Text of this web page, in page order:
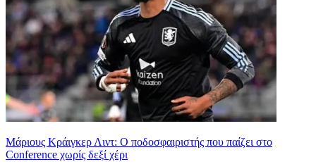
Μάριους Κράιγκερ Λιντ: Ο ποδοσφαιριστής που παίζει στο
Conference χωρίς δεξί χέρι